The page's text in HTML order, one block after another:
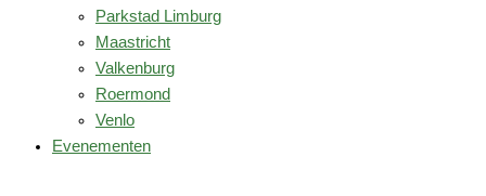
Parkstad Limburg
Maastricht
Valkenburg
Roermond
Venlo
Evenementen